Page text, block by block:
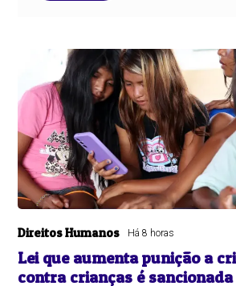
Direitos Humanos Há 8 horas
Lei que aumenta punição a
contra crianças é sancionada